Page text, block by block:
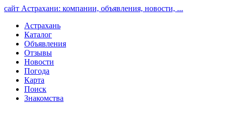
сайт Астрахани: компании, объявления, новости, ...
Астрахань
Каталог
Объявления
Отзывы
Новости
Погода
Карта
Поиск
Знакомства